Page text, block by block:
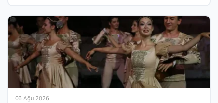
06 Ağu 2026